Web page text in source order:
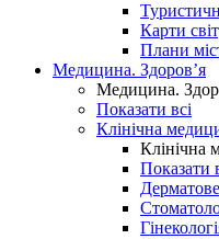
Карти
Плани
Медицина. Здоров’я
Медицина.
Показати всі
Клінічна
Клінічна
Показати